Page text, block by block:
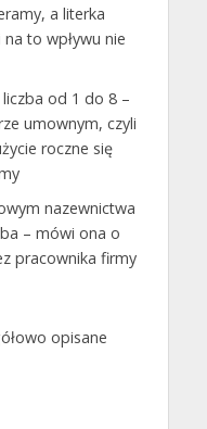
a literka
to wpływu nie
od 1 do 8 –
umownym, czyli
roczne się
nazewnictwa
– mówi ona o
pracownika firmy
opisane